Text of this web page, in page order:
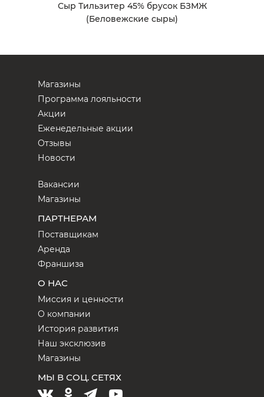
Сыр Тильзитер 45% брусок БЗМЖ
(Беловежские сыры)
Магазины
Программа лояльности
Акции
Еженедельные акции
Отзывы
Новости
Вакансии
Магазины
ПАРТНЕРАМ
Поставщикам
Аренда
Франшиза
О НАС
Миссия и ценности
О компании
История развития
Наш эксклюзив
Магазины
МЫ В СОЦ. СЕТЯХ